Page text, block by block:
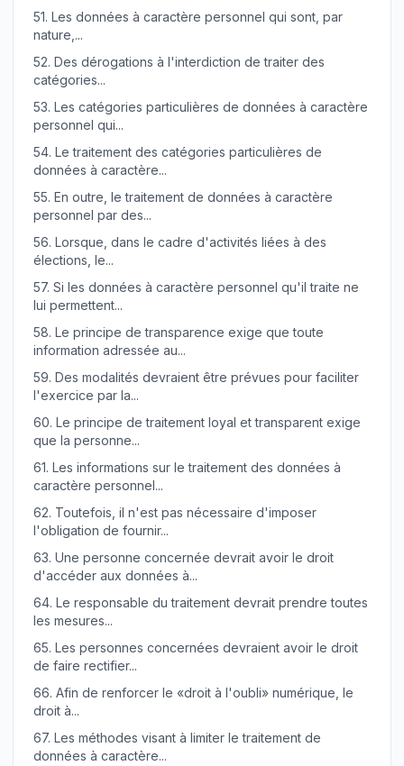
51. Les données à caractère personnel qui sont, par
nature,...
52. Des dérogations à l'interdiction de traiter des
catégories...
53. Les catégories particulières de données à caractère
personnel qui...
54. Le traitement des catégories particulières de
données à caractère...
55. En outre, le traitement de données à caractère
personnel par des...
56. Lorsque, dans le cadre d'activités liées à des
élections, le...
57. Si les données à caractère personnel qu'il traite ne
lui permettent...
58. Le principe de transparence exige que toute
information adressée au...
59. Des modalités devraient être prévues pour faciliter
l'exercice par la...
60. Le principe de traitement loyal et transparent exige
que la personne...
61. Les informations sur le traitement des données à
caractère personnel...
62. Toutefois, il n'est pas nécessaire d'imposer
l'obligation de fournir...
63. Une personne concernée devrait avoir le droit
d'accéder aux données à...
64. Le responsable du traitement devrait prendre toutes
les mesures...
65. Les personnes concernées devraient avoir le droit
de faire rectifier...
66. Afin de renforcer le «droit à l'oubli» numérique, le
droit à...
67. Les méthodes visant à limiter le traitement de
données à caractère...